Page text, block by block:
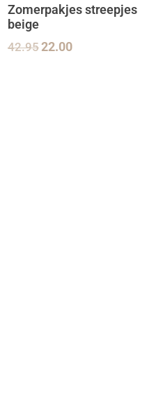
Zomerpakjes streepjes
beige
42.9522.00